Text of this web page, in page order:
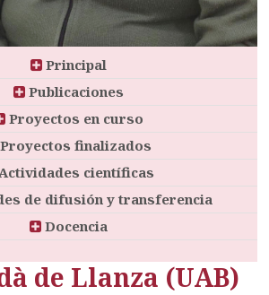
Principal
Publicaciones
Proyectos en curso
Proyectos finalizados
científicas
de difusión y transferencia
Docencia
de Llanza (UAB)